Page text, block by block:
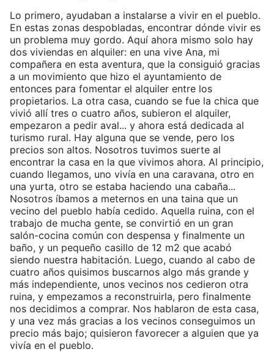
Lo primero, ayudaban a instalarse a vivir en el pueblo.
En estas zonas despobladas, encontrar dónde vivir es
un problema muy gordo. Aquí ahora mismo solo hay
dos viviendas en alquiler: en una vive Ana, mi
compañera en esta aventura, que la consiguió gracias
a un movimiento que hizo el ayuntamiento de
entonces para fomentar el alquiler entre los
propietarios. La otra casa, cuando se fue la chica que
vivió allí tres o cuatro años, subieron el alquiler,
empezaron a pedir aval... y ahora está dedicada al
turismo rural. Hay alguna que se vende, pero los
precios son altos. Nosotros tuvimos suerte al
encontrar la casa en la que vivimos ahora. Al principio,
cuando llegamos, uno vivía en una caravana, otro en
una yurta, otro se estaba haciendo una cabaña...
Nosotros íbamos a meternos en una taina que un
vecino del pueblo había cedido. Aquella ruina, con el
trabajo de mucha gente, se convirtió en un gran
salón-cocina común con despensa y finalmente un
baño, y un pequeño casillo de 12 m2 que acabó
siendo nuestra habitación. Luego, cuando al cabo de
cuatro años quisimos buscarnos algo más grande y
más independiente, unos vecinos nos cedieron otra
ruina, y empezamos a reconstruirla, pero finalmente
nos decidimos a comprar. Nos hablaron de esta casa,
y una vez más gracias a los vecinos conseguimos un
precio más bajo; quisieron favorecer a alguien que ya
vivía en el pueblo.